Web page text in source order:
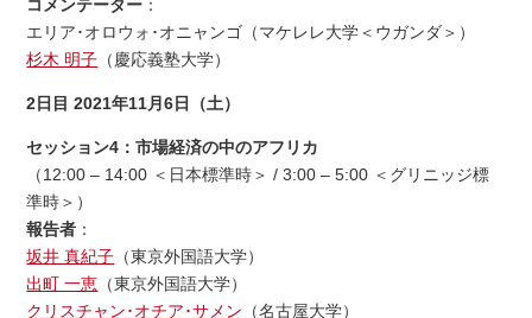
コメンテーター ：
エリア･オロウォ･オニャンゴ（マケレレ大学＜ウガンダ＞）
杉木 明子 （慶応義塾大学）
2日目 2021年11月6日（土）
セッション4：市場経済の中のアフリカ
（12:00 – 14:00 ＜日本標準時＞ / 3:00 – 5:00 ＜グリニッジ標
準時＞）
報告者 ：
坂井 真紀子 （東京外国語大学）
出町 一恵 （東京外国語大学）
クリスチャン･オチア･サメン （名古屋大学）